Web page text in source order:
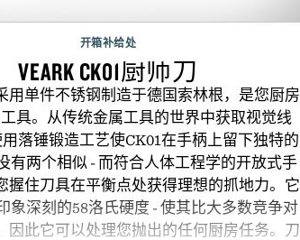
开箱补给处
VEARK CK01厨师刀
用单件不锈钢制造于德国索林根，是您厨房
具。从传统金属工具的世界中获取视觉线
落锤锻造工艺使CK01在手柄上留下独特的
有两个相似 - 而符合人体工程学的开放式手
握住刀具在平衡点处获得理想的抓地力。它
象深刻的58洛氏硬度 - 使其比大多数竞争对
因此它可以处理您抛出的任何厨房任务。刀